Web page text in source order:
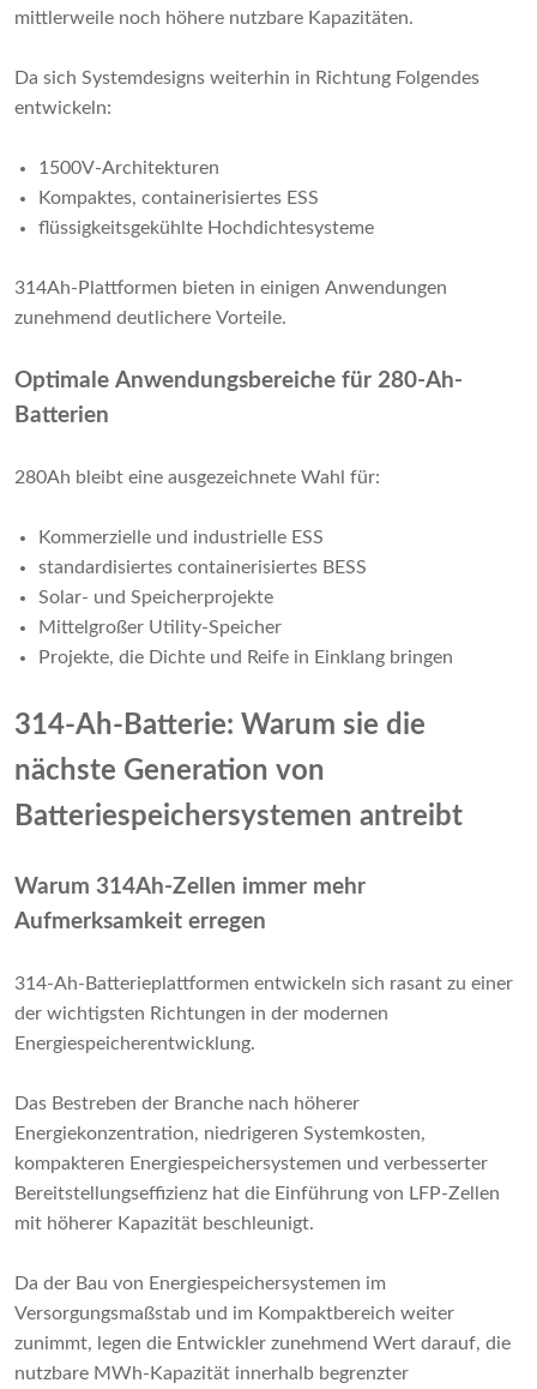
mittlerweile noch höhere nutzbare Kapazitäten.
Da sich Systemdesigns weiterhin in Richtung Folgendes
entwickeln:
1500V-Architekturen
Kompaktes, containerisiertes ESS
flüssigkeitsgekühlte Hochdichtesysteme
314Ah-Plattformen bieten in einigen Anwendungen
zunehmend deutlichere Vorteile.
Optimale Anwendungsbereiche für 280-Ah-
Batterien
280Ah bleibt eine ausgezeichnete Wahl für:
Kommerzielle und industrielle ESS
standardisiertes containerisiertes BESS
Solar- und Speicherprojekte
Mittelgroßer Utility-Speicher
Projekte, die Dichte und Reife in Einklang bringen
314-Ah-Batterie: Warum sie die
nächste Generation von
Batteriespeichersystemen antreibt
Warum 314Ah-Zellen immer mehr
Aufmerksamkeit erregen
314-Ah-Batterieplattformen entwickeln sich rasant zu einer
der wichtigsten Richtungen in der modernen
Energiespeicherentwicklung.
Das Bestreben der Branche nach höherer
Energiekonzentration, niedrigeren Systemkosten,
kompakteren Energiespeichersystemen und verbesserter
Bereitstellungseffizienz hat die Einführung von LFP-Zellen
mit höherer Kapazität beschleunigt.
Da der Bau von Energiespeichersystemen im
Versorgungsmaßstab und im Kompaktbereich weiter
zunimmt, legen die Entwickler zunehmend Wert darauf, die
nutzbare MWh-Kapazität innerhalb begrenzter